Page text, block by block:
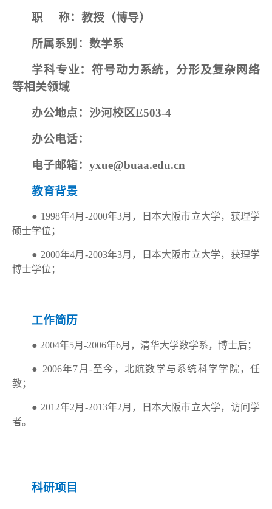
职 称：教授（博导）
所属系别：数学系
学科专业：符号动力系统，分形及复杂网络
等相关领域
办公地点：沙河校区E503-4
办公电话：
电子邮箱： yxue@buaa.edu.cn
教育背景
● 1998年4月 -2000年3月，日本大阪市立大学，获理学
硕士学位；
● 2000年4月 -2003年3月，日本大阪市立大学，获理学
博士学位；
工作简历
● 2004年5月 -2006年6月，清华大学数学系，博士后；
● 2006年7 月 -至今，北航数学与系统科学学院，任
教；
● 2012年2月 -2013年2月，日本大阪市立大学，访问学
者。
科研项目